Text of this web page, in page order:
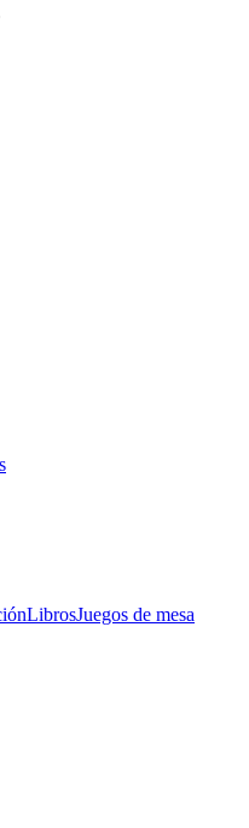
LibrosJuegos de mesa